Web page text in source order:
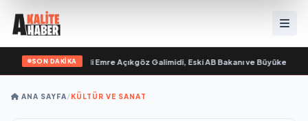
SON DAKİKA
yayımlandı • Ali Emre Açıkgöz Galimidi, Eski AB Bakanı ve Büyükelçi
ANA SAYFA/KÜLTÜR VE SANAT